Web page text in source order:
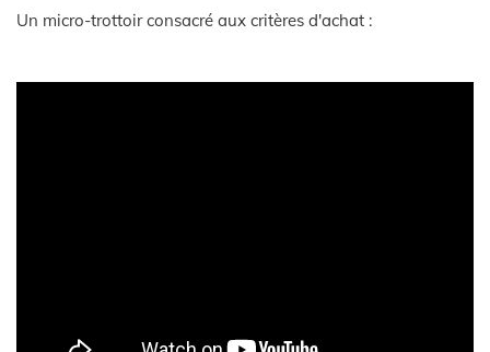
Un micro-trottoir consacré aux critères d'achat :